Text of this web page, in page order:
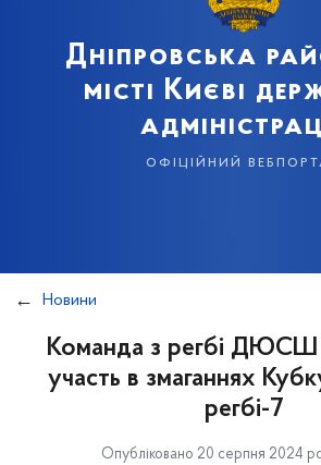
Дніпровська
місті Києві
офіційний
Новини
Команда з регбі ДЮСШ
участь в змаганнях
регбі-7
Опубліковано 20 серпня 2024